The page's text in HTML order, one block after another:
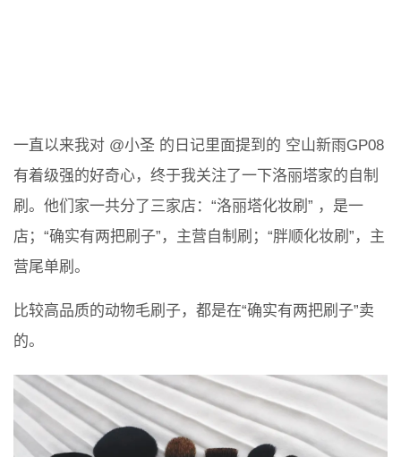
一直以来我对 @小圣 的日记里面提到的 空山新雨GP08
有着级强的好奇心，终于我关注了一下洛丽塔家的自制
刷。他们家一共分了三家店：“洛丽塔化妆刷” ，是一
店；“确实有两把刷子”，主营自制刷；“胖顺化妆刷”，主
营尾单刷。
比较高品质的动物毛刷子，都是在“确实有两把刷子”卖
的。